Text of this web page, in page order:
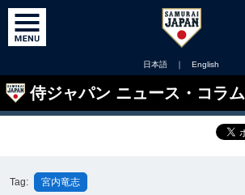
日本語 ｜ English
侍ジャパン ニュース・コラム
Tag: 宮内竜志